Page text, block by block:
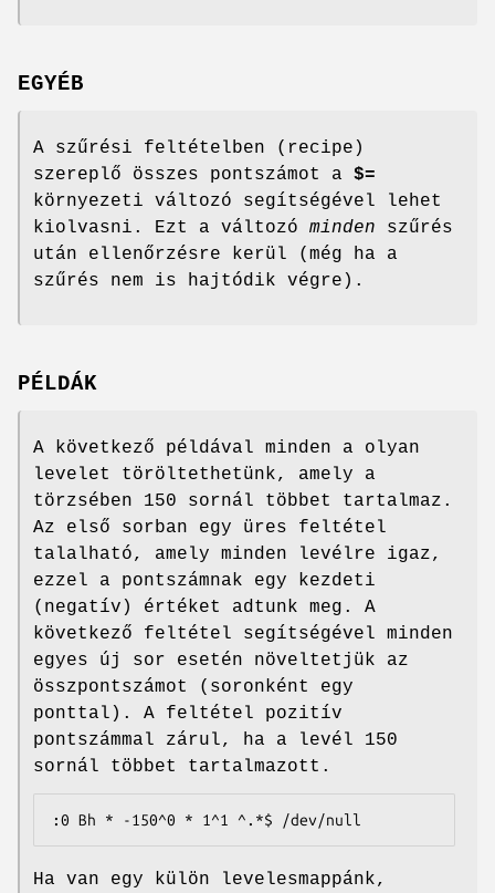
EGYÉB
A szűrési feltételben (recipe)
szereplő összes pontszámot a $=
környezeti változó segítségével lehet
kiolvasni. Ezt a változó minden szűrés
után ellenőrzésre kerül (még ha a
szűrés nem is hajtódik végre).
PÉLDÁK
A következő példával minden a olyan
levelet töröltethetünk, amely a
törzsében 150 sornál többet tartalmaz.
Az első sorban egy üres feltétel
talalható, amely minden levélre igaz,
ezzel a pontszámnak egy kezdeti
(negatív) értéket adtunk meg. A
következő feltétel segítségével minden
egyes új sor esetén növeltetjük az
összpontszámot (soronként egy
ponttal). A feltétel pozitív
pontszámmal zárul, ha a levél 150
sornál többet tartalmazott.
:0 Bh * -150^0 * 1^1 ^.*$ /dev/null
Ha van egy külön levelesmappánk,